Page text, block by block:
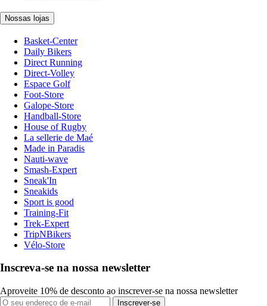
Nossas lojas
Basket-Center
Daily Bikers
Direct Running
Direct-Volley
Espace Golf
Foot-Store
Galope-Store
Handball-Store
House of Rugby
La sellerie de Maé
Made in Paradis
Nauti-wave
Smash-Expert
Sneak'In
Sneakids
Sport is good
Training-Fit
Trek-Expert
TripNBikers
Vélo-Store
Inscreva-se na nossa newsletter
Aproveite 10% de desconto ao inscrever-se na nossa newsletter
Inscrever-se